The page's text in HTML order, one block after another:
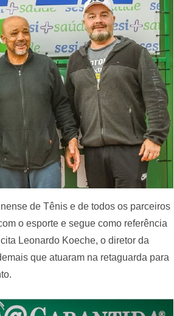
de Tênis e de todos os parceiros
o esporte e segue como referência
Leonardo Koeche, o diretor da
que atuaram na retaguarda para